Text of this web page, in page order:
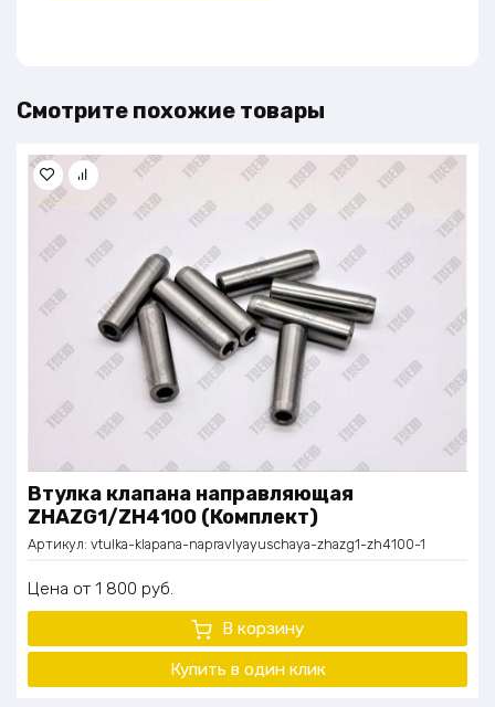
Смотрите похожие товары
Втулка клапана направляющая
ZHAZG1/ZH4100 (Комплект)
Артикул: vtulka-klapana-napravlyayuschaya-zhazg1-zh4100-1
Цена 1 800 руб.
В корзину
Купить в один клик